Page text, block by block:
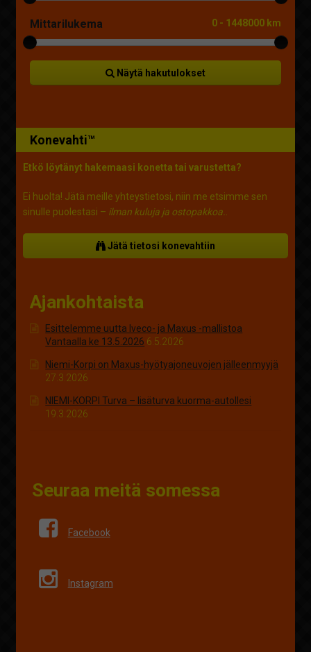
0 - 1448000 km
Mittarilukema
Näytä hakutulokset
Konevahti™
Etkö löytänyt hakemaasi konetta tai varustetta?
Ei huolta! Jätä meille yhteystietosi, niin me etsimme sen
sinulle puolestasi – ilman kuluja ja ostopakkoa.
Jätä tietosi konevahtiin
Ajankohtaista
Esittelemme uutta Iveco- ja Maxus -mallistoa
Vantaalla ke 13.5.2026 6.5.2026
Niemi-Korpi on Maxus-hyötyajoneuvojen jälleenmyyjä
27.3.2026
NIEMI-KORPI Turva – lisäturva kuorma-autollesi
19.3.2026
Seuraa meitä somessa
Facebook
Instagram